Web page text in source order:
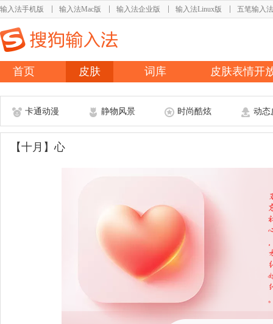
输入法手机版 输入法Mac版 输入法企业版 输入法Linux版 五笔输入法
首页 皮肤 词库 皮肤表情开
卡通动漫 静物风景 时尚酷炫 动态
【十月】心